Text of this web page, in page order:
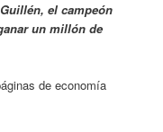
el campeón
un millón de
de economía